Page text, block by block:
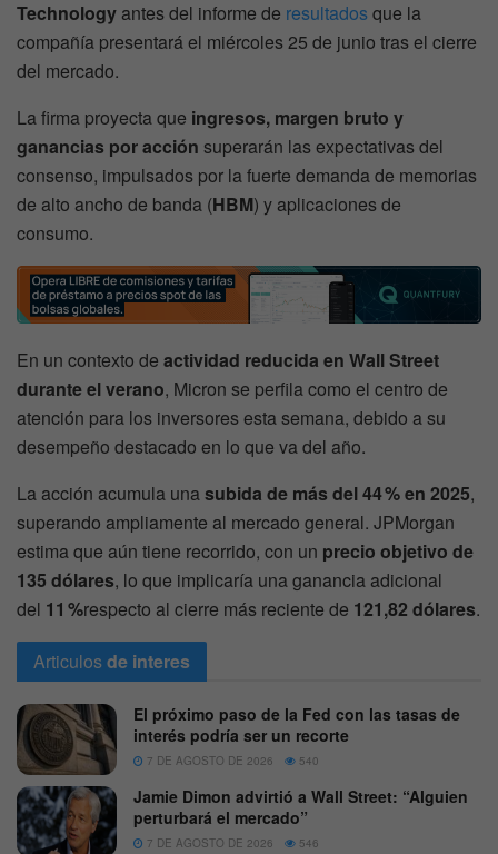
Technology antes del informe de resultadosque la
compañía presentará el miércoles 25 de junio tras el cierre
del mercado.
La firma proyecta que ingresos, margen bruto y
ganancias por acción superarán las expectativas del
consenso, impulsados por la fuerte demanda de memorias
de alto ancho de banda (HBM) y aplicaciones de
consumo.
En un contexto de actividad reducida en Wall Street
durante el verano, Micron se perfila como el centro de
atención para los inversores esta semana, debido a su
desempeño destacado en lo que va del año.
La acción acumula una subida de más del 44 % en 2025,
superando ampliamente al mercado general. JPMorgan
estima que aún tiene recorrido, con un precio objetivo de
135 dólares, lo que implicaría una ganancia adicional
del 11 %respecto al cierre más reciente de 121,82 dólares.
Articulosde interes
El próximo paso de la Fed con las tasas de
interés podría ser un recorte
7 DE AGOSTO DE 2026 540
Jamie Dimon advirtió a Wall Street: “Alguien
perturbará el mercado”
7 DE AGOSTO DE 2026 546